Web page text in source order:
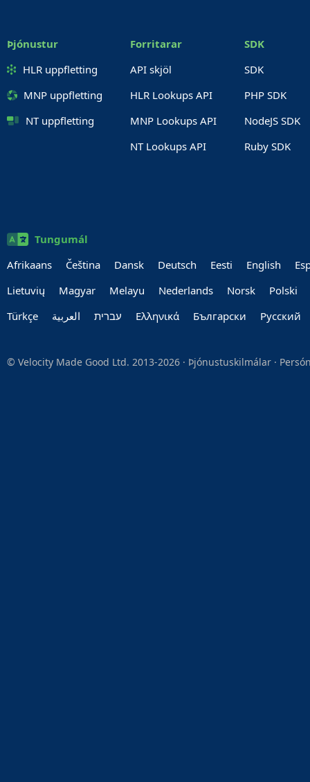
Þjónustur
HLR uppfletting
MNP uppfletting
NT uppfletting
Forritarar
API skjöl
HLR Lookups API
MNP Lookups API
NT Lookups API
SDK
SDK
PHP SDK
NodeJS SDK
Ruby SDK
Tungumál
Afrikaans
Čeština Dansk Deutsch Eesti English
Lietuvių
Magyar Melayu Nederlands Norsk
Polski
Türkçe
العربية‏ עברית‏ Ελληνικά Български Руccкий
© Velocity Made Good Ltd. 2013-2026 · Þjónustuskilmálar ·